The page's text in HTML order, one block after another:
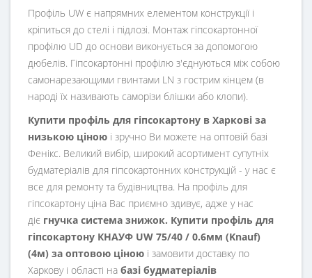
Профіль UW є напрямних елементом конструкції і
кріпиться до стелі і підлозі. Монтаж гіпсокартонної
профілю UD до основи виконується за допомогою
дюбелів. Гіпсокартонні профілю з'єднуються між собою
самонарезающими гвинтами LN з гострим кінцем (в
народі їх називають саморізи блішки або клопи).
Купити профіль для гіпсокартону в Харкові за
низькою ціною і зручно Ви можете на оптовій базі
Фенікс. Великий вибір, широкий асортимент супутніх
будматеріалів для гіпсокартонних конструкцій - у нас є
все для ремонту та будівництва. На профіль для
гіпсокартону ціна Вас приємно здивує, адже у нас
діє гнучка система знижок. Купити профіль для
гіпсокартону КНАУФ UW 75/40 / 0.6мм (Knauf)
(4м) за оптовою ціною і замовити доставку по
Харкову і області на базі будматеріалів